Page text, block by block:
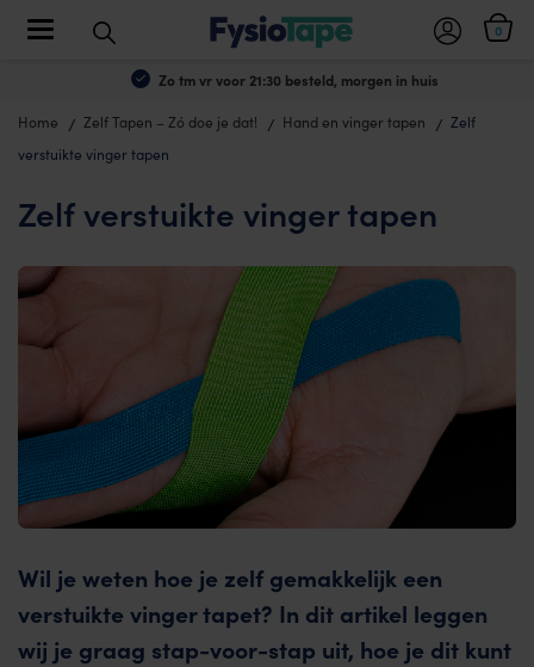
Zo tm vr voor 21:30 besteld, morgen in huis
0
Toggle navigation
Home Zelf Tapen – Zó doe je dat! Hand en vinger tapen
Zelf
verstuikte vinger tapen
Zelf verstuikte vinger tapen
Wil je weten hoe je zelf gemakkelijk een
verstuikte vinger tapet? In dit artikel leggen
wij je graag stap-voor-stap uit, hoe je dit kunt